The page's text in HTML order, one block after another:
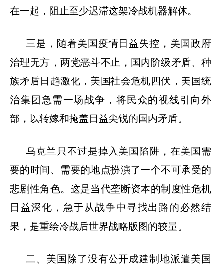
在一起，阻止至少迟滞这架冷战机器解体。
三是，随着美国疫情日益失控，美国政府
治理无方，两党恶斗不止，国内阶级矛盾、种
族矛盾日趋激化，美国社会危机四伏，美国统
治集团急需一场战争，将民众的视线引向外
部，以转嫁和掩盖日益尖锐的国内矛盾。
乌克兰只不过是掉入美国陷阱，在美国需
要的时间、需要的地点扮演了一个不可承受的
悲剧性角色。这是当代垄断资本的制度性危机
日益深化，急于从战争中寻找出路的必然结
果，是重绘冷战后世界战略版图的较量。
二、美国除了没有公开成建制地派遣美国